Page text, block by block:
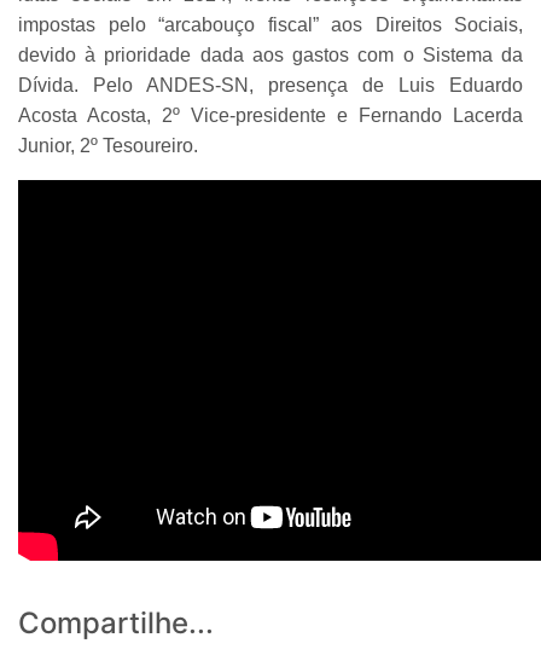
impostas pelo “arcabouço fiscal” aos Direitos Sociais,
devido à prioridade dada aos gastos com o Sistema da
Dívida. Pelo ANDES-SN, presença de
Luis Eduardo
Acosta Acosta, 2º Vice-presidente e Fernando Lacerda
Junior, 2º Tesoureiro.
Compartilhe...